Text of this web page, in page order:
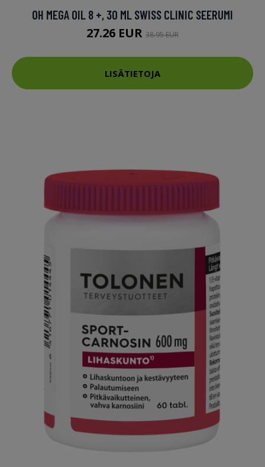
OH MEGA OIL 8 +, 30 ML SWISS CLINIC SEERUMI
27.26 EUR 38.95 EUR
LISÄTIETOJA